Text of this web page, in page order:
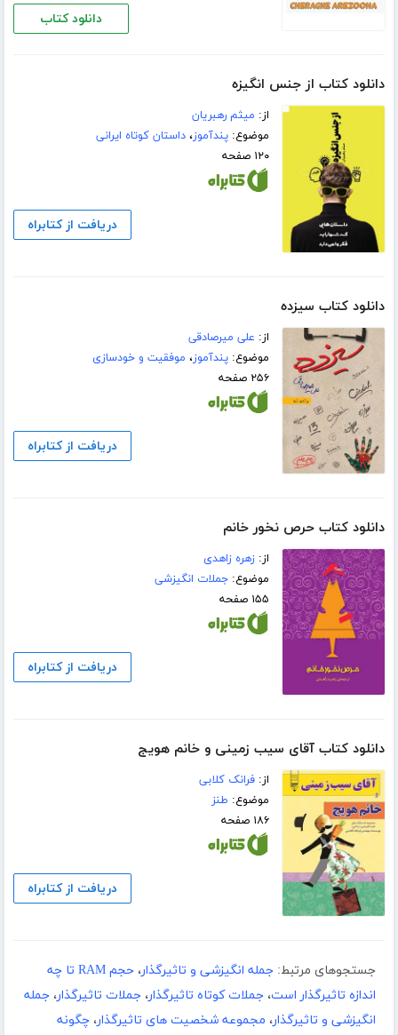
دانلود کتاب
دانلود کتاب از جنس انگیزه
از: میثم رهبریان
موضوع:پندآموز،داستان کوتاه ایرانی
۱۲۰ صفحه
دریافت از کتابراه
دانلود کتاب سیزده
از: علی میرصادقی
موضوع:پندآموز، موفقیت و خودسازی
۲۵۶ صفحه
دریافت از کتابراه
دانلود کتاب حرص نخور خانم
از:زهره زاهدی
موضوع:جملات انگیزشی
۱۵۵ صفحه
دریافت از کتابراه
دانلود کتاب آقای سیب زمینی و خانم هویج
از:فرانک کلابی
موضوع: طنز
۱۸۶ صفحه
دریافت از کتابراه
جستجوهای مرتبط: جمله انگیزشی و تاثیرگذار،
حجم RAM تا چه
اندازه تاثیرگذار است، جملات کوتاه تاثیرگذار، جملات تاثیرگذار، جمله
انگیزشی و تاثیرگذار، مجموعه شخصیت های تاثیرگذار، چگونه